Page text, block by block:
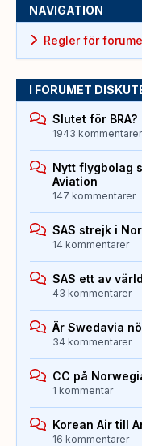
NAVIGATION
Regler för
I FORUMET
Slutet för BRA?
1943 kommentarer
Nytt flygbolag
Aviation
147 kommentarer
SAS strejk i
14 kommentarer
SAS ett av
43 kommentarer
Är Swedavia
34 kommentarer
CC på
1 kommentar
Korean Air till
16 kommentarer